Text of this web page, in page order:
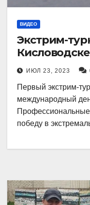
ВИДЕО
Экстрим-
Кисловодске
ИЮЛ 23, 2023
Первый экстрим-
международный
победу в